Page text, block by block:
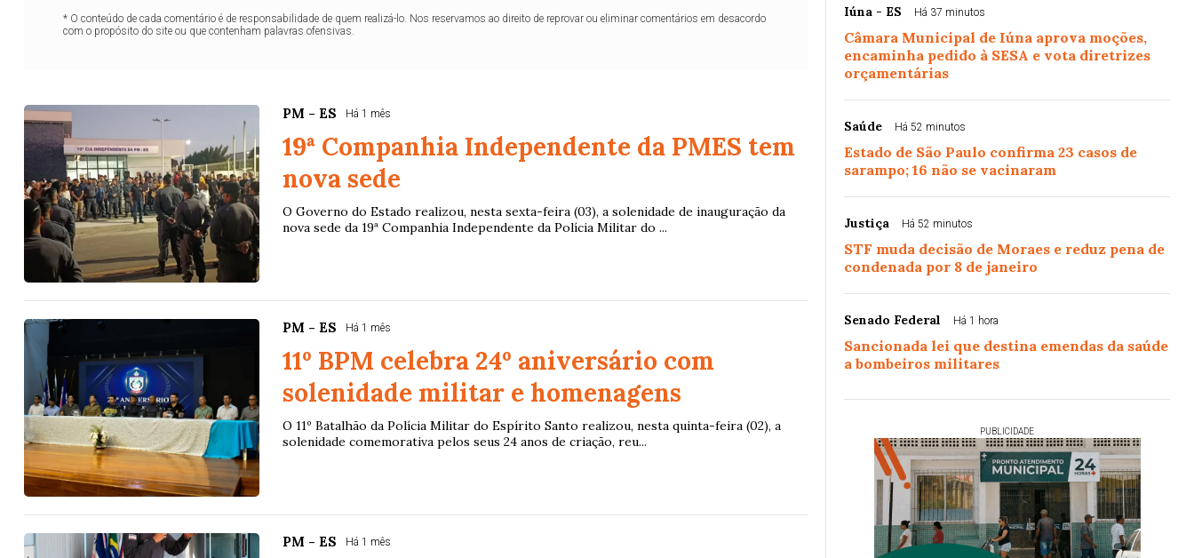
* O conteúdo de cada comentário é de responsabilidade de quem realizá-lo. Nos reservamos ao direito de reprovar ou eliminar comentários em desacordo
com o propósito do site ou que contenham palavras ofensivas.
PM - ES Há 1 mês
19ª Companhia Independente da PMES tem
nova sede
O Governo do Estado realizou, nesta sexta-feira (03), a solenidade de inauguração da
nova sede da 19ª Companhia Independente da Polícia Militar do ...
PM - ES Há 1 mês
11º BPM celebra 24º aniversário com
solenidade militar e homenagens
O 11º Batalhão da Polícia Militar do Espírito Santo realizou, nesta quinta-feira (02), a
solenidade comemorativa pelos seus 24 anos de criação, reu...
PM - ES Há 1 mês
Iúna - ES Há 37 minutos
Câmara Municipal de Iúna aprova moções,
encaminha pedido à SESA e vota diretrizes
orçamentárias
Saúde Há 52 minutos
Estado de São Paulo confirma 23 casos de
sarampo; 16 não se vacinaram
Justiça Há 52 minutos
STF muda decisão de Moraes e reduz pena de
condenada por 8 de janeiro
Senado Federal Há 1 hora
Sancionada lei que destina emendas da saúde
a bombeiros militares
PUBLICIDADE